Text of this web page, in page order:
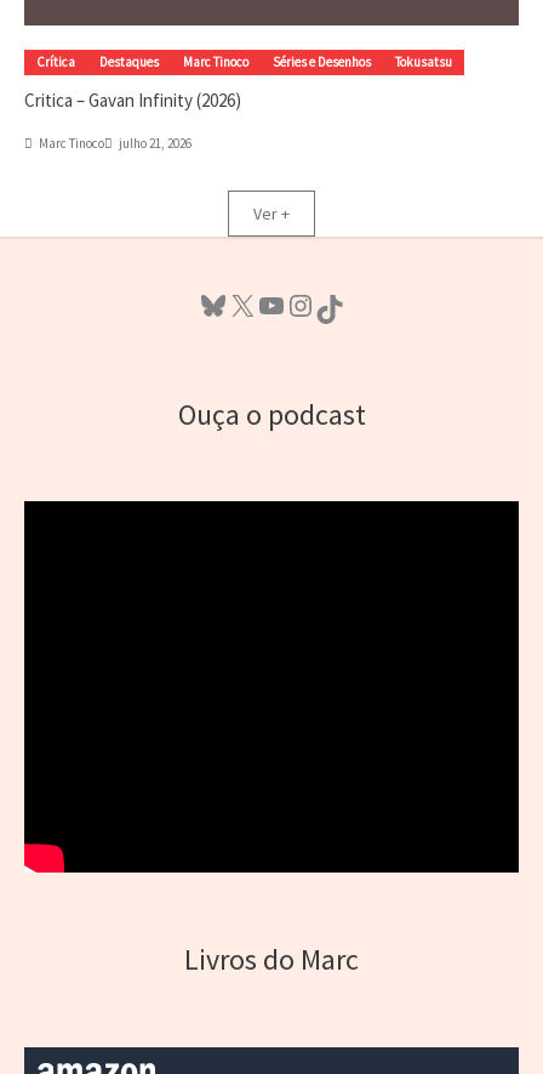
Crítica Destaques Marc Tinoco Séries e Desenhos Tokusatsu
Critica – Gavan Infinity (2026)
Marc Tinoco julho 21, 2026
Ver +
Bluesky X Youtube InstagramTikTok
Ouça o podcast
Livros do Marc